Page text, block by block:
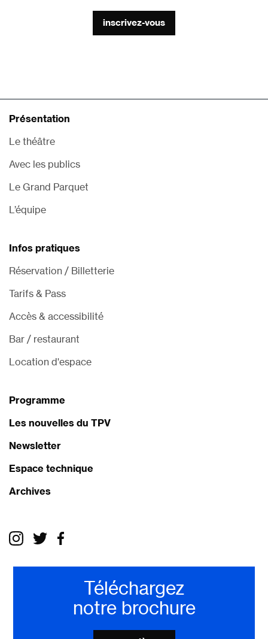
inscrivez-vous
Présentation
Le théâtre
Avec les publics
Le Grand Parquet
L’équipe
Infos pratiques
Réservation / Billetterie
Tarifs & Pass
Accès & accessibilité
Bar / restaurant
Location d'espace
Programme
Les nouvelles du TPV
Newsletter
Espace technique
Archives
Téléchargez
notre brochure